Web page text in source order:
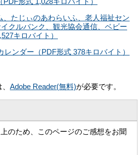
たじぃのあわらいふ、老人福祉セン
クルバンク、観光協会通信、ベビー
キロバイト）
ンダー（PDF形式 378キロバイト）
Adobe Reader(無料)が必要です。
のため、このページのご感想をお聞